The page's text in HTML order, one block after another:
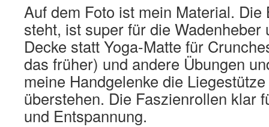
Auf dem Foto ist mein Material.
steht, ist super für die
Decke statt Yoga-Matte für
das früher) und andere Übungen
meine Handgelenke die
überstehen. Die Faszienrollen klar
und Entspannung.